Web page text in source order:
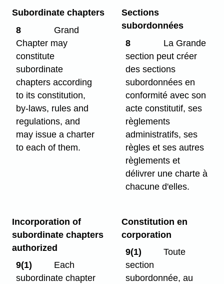
Subordinate chapters
8
Grand
Chapter may
constitute
subordinate
chapters according
to its constitution,
by-laws, rules and
regulations, and
may issue a charter
to each of them.
Sections
subordonnées
8
La Grande
section peut créer
des sections
subordonnées en
conformité avec son
acte constitutif, ses
règlements
administratifs, ses
règles et ses autres
règlements et
délivrer une charte à
chacune d'elles.
Incorporation of
subordinate chapters
authorized
9(1)
Each
subordinate chapter
Constitution en
corporation
9(1)
Toute
section
subordonnée, au